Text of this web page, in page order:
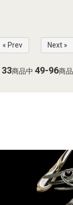
« Prev Next »
商品中 49-96商品